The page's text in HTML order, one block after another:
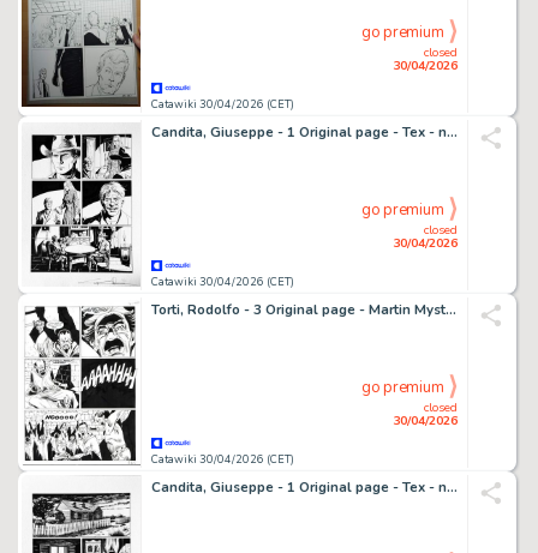
Catawiki 30/04/2026 (CET)
closed
30/04/2026
go premium
Candita, Giuseppe - 1 Original page - Tex - n. 725 Il monaco guerriero - p. 94 - 2021
Catawiki 30/04/2026 (CET)
closed
30/04/2026
go premium
Torti, Rodolfo - 3 Original page - Martin Mystere #323 - "I trentasei giusti" - 2012
Catawiki 30/04/2026 (CET)
closed
30/04/2026
go premium
Candita, Giuseppe - 1 Original page - Tex - n. 725 Il monaco guerriero - p. 93 - 2021